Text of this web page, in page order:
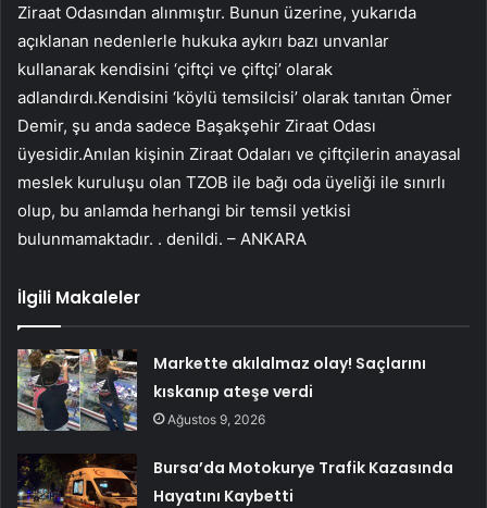
Ziraat Odasından alınmıştır. Bunun üzerine, yukarıda
açıklanan nedenlerle hukuka aykırı bazı unvanlar
kullanarak kendisini ‘çiftçi ve çiftçi’ olarak
adlandırdı.Kendisini ‘köylü temsilcisi’ olarak tanıtan Ömer
Demir, şu anda sadece Başakşehir Ziraat Odası
üyesidir.Anılan kişinin Ziraat Odaları ve çiftçilerin anayasal
meslek kuruluşu olan TZOB ile bağı oda üyeliği ile sınırlı
olup, bu anlamda herhangi bir temsil yetkisi
bulunmamaktadır. . denildi. – ANKARA
İlgili Makaleler
Markette akılalmaz olay! Saçlarını
kıskanıp ateşe verdi
Ağustos 9, 2026
Bursa’da Motokurye Trafik Kazasında
Hayatını Kaybetti